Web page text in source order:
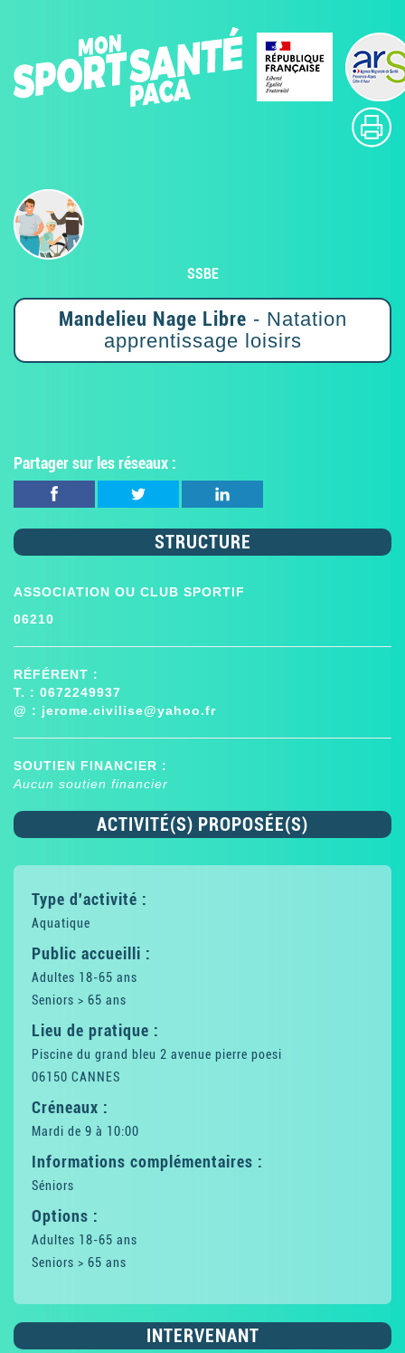
SSBE
Mandelieu Nage Libre - Natation
apprentissage loisirs
Partager sur les réseaux :
STRUCTURE
ASSOCIATION OU CLUB SPORTIF
06210
RÉFÉRENT :
T. : 0672249937
@ : jerome.civilise@yahoo.fr
SOUTIEN FINANCIER :
Aucun soutien financier
ACTIVITÉ(S) PROPOSÉE(S)
Type d'activité :
Aquatique
Public accueilli :
Adultes 18-65 ans
Seniors > 65 ans
Lieu de pratique :
Piscine du grand bleu 2 avenue pierre poesi
06150 CANNES
Créneaux :
Mardi de 9 à 10:00
Informations complémentaires :
Séniors
Options :
Adultes 18-65 ans
Seniors > 65 ans
INTERVENANT